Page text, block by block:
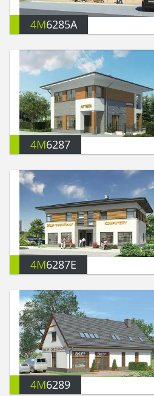
4M6285A
4M6287
4M6287E
4M6289